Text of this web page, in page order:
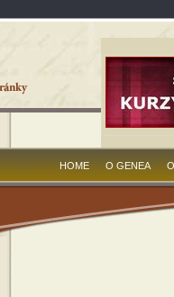
HOME O GENEA